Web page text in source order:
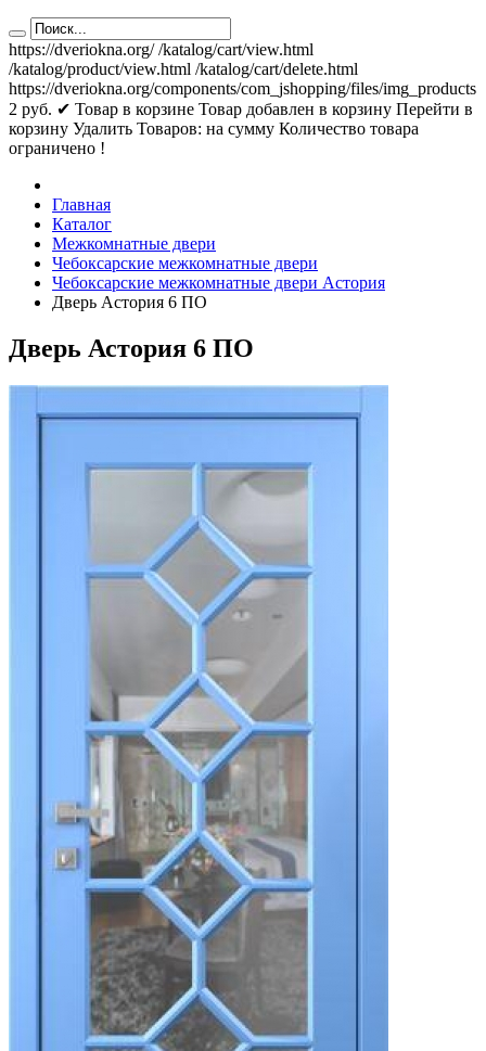
https://dveriokna.org/ /katalog/cart/view.html
/katalog/product/view.html /katalog/cart/delete.html
https://dveriokna.org/components/com_jshopping/files/img_products
2 руб. ✔ Товар в корзине Товар добавлен в корзину Перейти в
корзину Удалить Товаров: на сумму Количество товара
ограничено !
Главная
Каталог
Межкомнатные двери
Чебоксарские межкомнатные двери
Чебоксарские межкомнатные двери Астория
Дверь Астория 6 ПО
Дверь Астория 6 ПО